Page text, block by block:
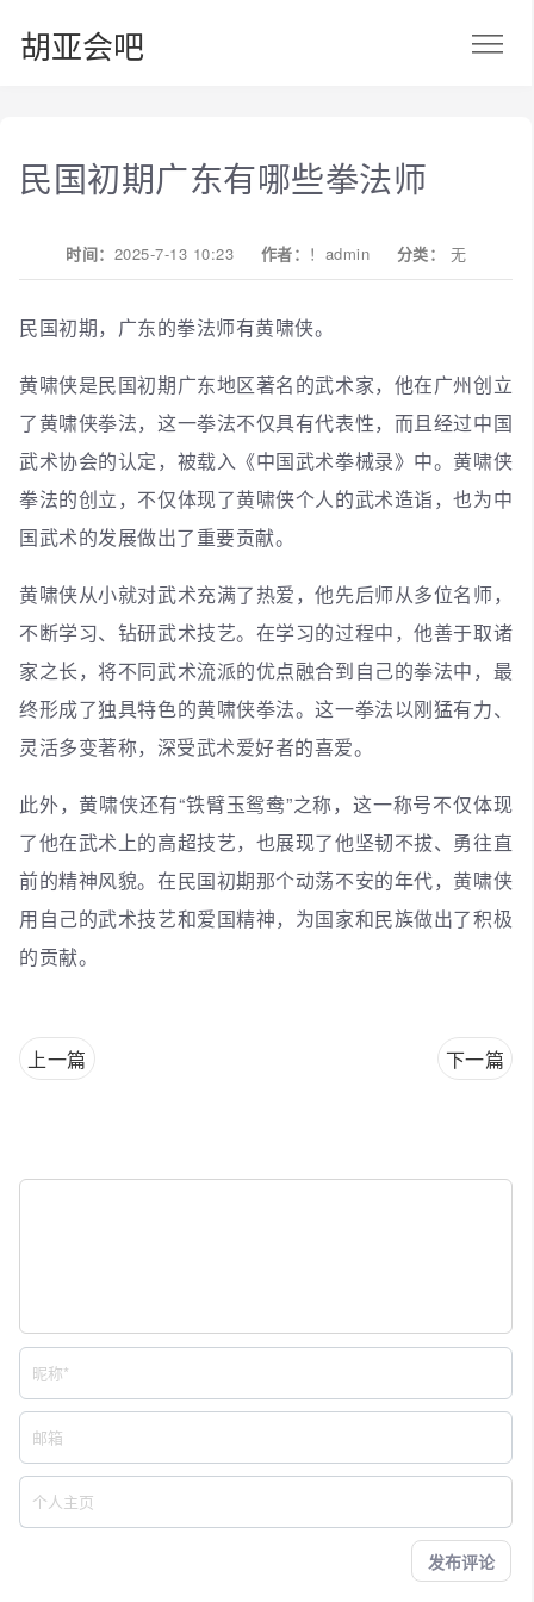
胡亚会吧
民国初期广东有哪些拳法师
时间： 2025-7-13 10:23 作者： ！admin 分类： 无
民国初期，广东的拳法师有黄啸侠。
黄啸侠是民国初期广东地区著名的武术家，他在广州创立
了黄啸侠拳法，这一拳法不仅具有代表性，而且经过中国
武术协会的认定，被载入《中国武术拳械录》中。黄啸侠
拳法的创立，不仅体现了黄啸侠个人的武术造诣，也为中
国武术的发展做出了重要贡献。
黄啸侠从小就对武术充满了热爱，他先后师从多位名师，
不断学习、钻研武术技艺。在学习的过程中，他善于取诸
家之长，将不同武术流派的优点融合到自己的拳法中，最
终形成了独具特色的黄啸侠拳法。这一拳法以刚猛有力、
灵活多变著称，深受武术爱好者的喜爱。
此外，黄啸侠还有“铁臂玉鸳鸯”之称，这一称号不仅体现
了他在武术上的高超技艺，也展现了他坚韧不拔、勇往直
前的精神风貌。在民国初期那个动荡不安的年代，黄啸侠
用自己的武术技艺和爱国精神，为国家和民族做出了积极
的贡献。
上一篇 下一篇